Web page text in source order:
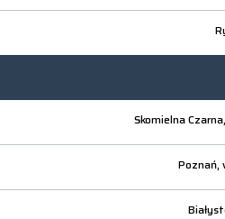
Skomielna Czarna,
Poznań,